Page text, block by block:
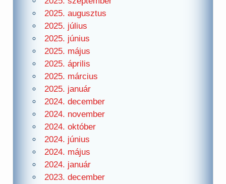
2025. augusztus
2025. július
2025. június
2025. május
2025. április
2025. március
2025. január
2024. december
2024. november
2024. október
2024. június
2024. május
2024. január
2023. december